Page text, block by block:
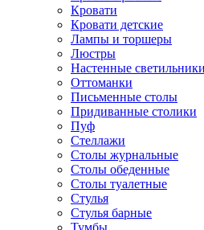
Кровати
Кровати детские
Лампы и торшеры
Люстры
Настенные светильники
Оттоманки
Письменные столы
Придиванные столики
Пуф
Стеллажи
Столы журнальные
Столы обеденные
Столы туалетные
Стулья
Стулья барные
Тумбы